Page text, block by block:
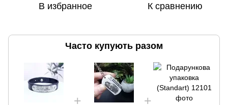
В избранное К сравнению
Часто купують разом